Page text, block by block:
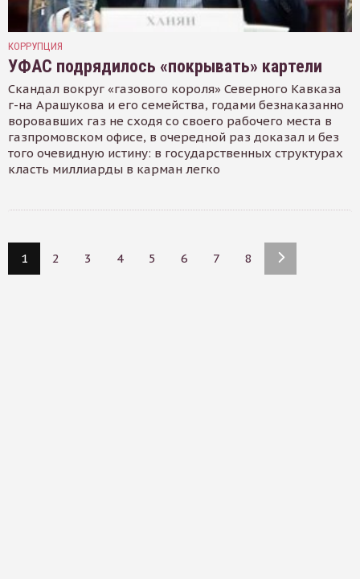
КОРРУПЦИЯ
УФАС подрядилось «покрывать» картели
Скандал вокруг «газового короля» Северного Кавказа
г-на Арашукова и его семейства, годами безнаказанно
воровавших газ не сходя со своего рабочего места в
газпромовском офисе, в очередной раз доказал и без
того очевидную истину: в государственных структурах
класть миллиарды в карман легко
1 2 3 4 5 6 7 8